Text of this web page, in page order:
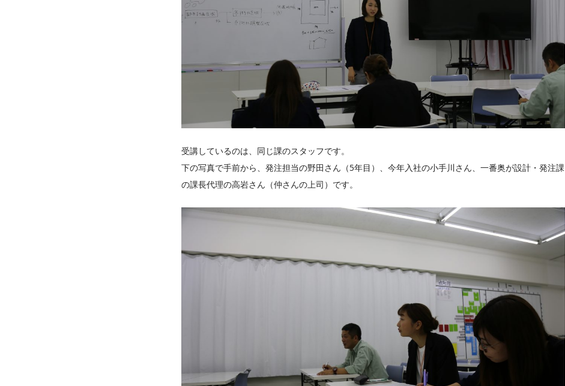
受講しているのは、同じ課のスタッフです。
下の写真で手前から、発注担当の野田さん（5年目）、今年入社の小手川さん、一番奥が設計・発注課
の課長代理の高岩さん（仲さんの上司）です。